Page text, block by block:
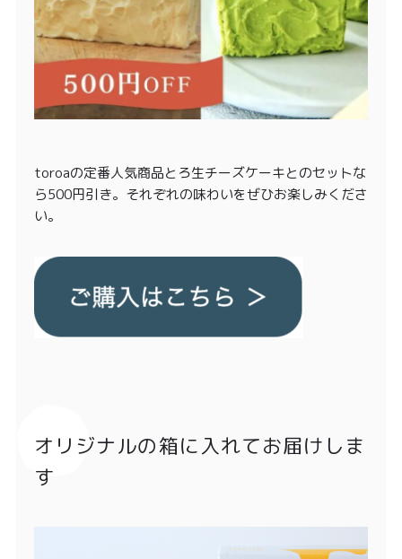
toroaの定番人気商品とろ生チーズケーキとのセットな
ら500円引き。それぞれの味わいをぜひお楽しみくださ
い。
オリジナルの箱に入れてお届けしま
す